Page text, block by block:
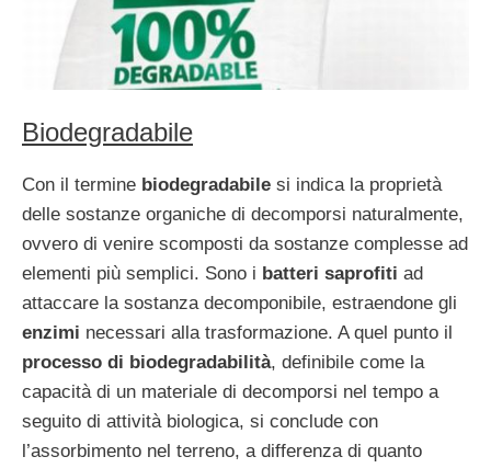
Biodegradabile
Con il termine biodegradabile si indica la proprietà
delle sostanze organiche di decomporsi naturalmente,
ovvero di venire scomposti da sostanze complesse ad
elementi più semplici. Sono i batteri saprofiti ad
attaccare la sostanza decomponibile, estraendone gli
enzimi necessari alla trasformazione. A quel punto il
processo di biodegradabilità, definibile come la
capacità di un materiale di decomporsi nel tempo a
seguito di attività biologica, si conclude con
l’assorbimento nel terreno, a differenza di quanto